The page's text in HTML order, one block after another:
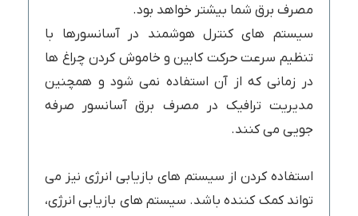
مصرف برق شما بیشتر خواهد بود.
سیستم های کنترل هوشمند در آسانسورها با
تنظیم سرعت حرکت کابین و خاموش کردن چراغ ها
در زمانی که از آن استفاده نمی شود و همچنین
مدیریت ترافیک در مصرف برق آسانسور صرفه
جویی می کنند.
استفاده کردن از سیستم های بازیابی انرژی نیز می
تواند کمک کننده باشد. سیستم های بازیابی انرژی،